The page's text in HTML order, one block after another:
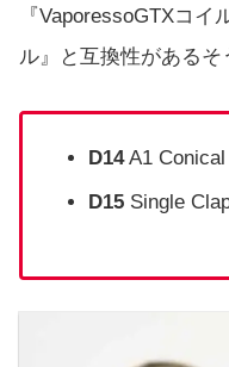
『VaporessoGTXコイ
ル』と互換性があるそ
D14A1 Conical
D15Single